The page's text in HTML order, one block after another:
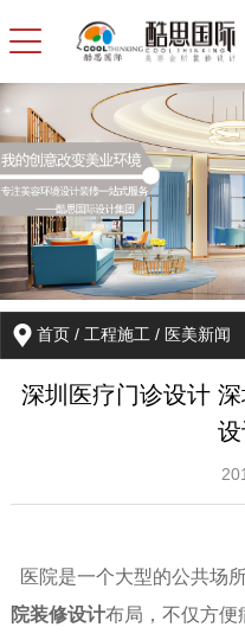
首页 /工程施工 / 医美新闻
深圳医疗门诊设计
医院是一个大型的公共场
院装修设计布局，不仅方便